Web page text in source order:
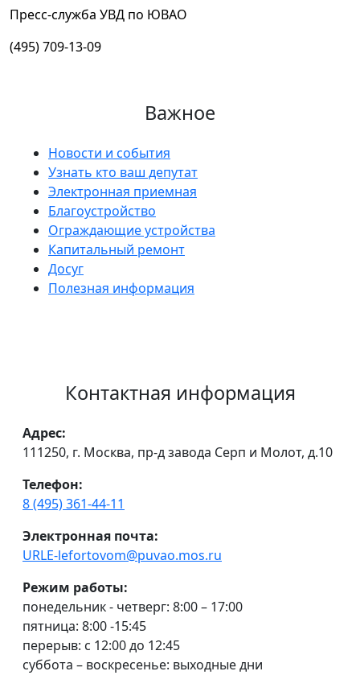
Пресс-служба УВД по ЮВАО
(495) 709-13-09
Важное
Новости и события
Узнать кто ваш депутат
Электронная приемная
Благоустройство
Ограждающие устройства
Капитальный ремонт
Досуг
Полезная информация
Контактная информация
Адрес:
111250, г. Москва, пр-д завода Серп и Молот, д.10
Телефон:
8 (495) 361-44-11
Электронная почта:
URLE-lefortovom@puvao.mos.ru
Режим работы:
понедельник - четверг: 8:00 – 17:00
пятница: 8:00 -15:45
перерыв: с 12:00 до 12:45
суббота – воскресенье: выходные дни